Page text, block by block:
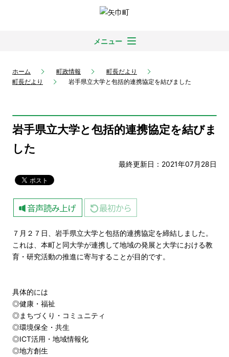
メニュー
ホーム 町政情報
町長だより
町長だより
岩手県立大学と包括的連携協定を結びました
岩手県立大学と包括的連携協定を結びま
した
最終更新日：2021年07月28日
７月２７日、岩手県立大学と包括的連携協定を締結しました。
これは、本町と同大学が連携して地域の発展と大学における教
育・研究活動の推進に寄与することが目的です。
具体的には
◎健康・福祉
◎まちづくり・コミュニティ
◎環境保全・共生
◎ICT活用・地域情報化
◎地方創生